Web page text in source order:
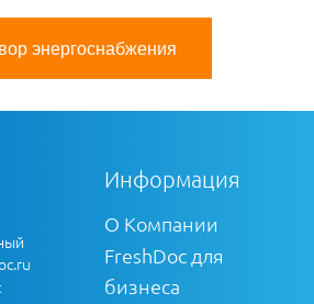
энергоснабжения
Информация
О Компании
FreshDoc для
бизнеса